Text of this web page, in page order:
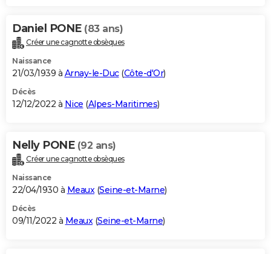
Daniel PONE (83 ans)
Créer une cagnotte obsèques
Naissance
21/03/1939 à Arnay-le-Duc(Côte-d'Or)
Décès
12/12/2022 à Nice (Alpes-Maritimes)
Nelly PONE (92 ans)
Créer une cagnotte obsèques
Naissance
22/04/1930 à Meaux(Seine-et-Marne)
Décès
09/11/2022 à Meaux(Seine-et-Marne)